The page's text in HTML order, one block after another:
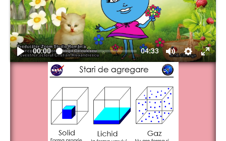
00:00 04:33